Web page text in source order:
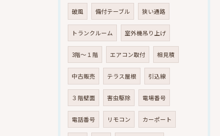
破風 備付テーブル 狭い通路
トランクルーム 室外機吊り上げ
3階～１階 エアコン取付 相見積
中古販売 テラス屋根 引込線
３階壁面 害虫駆除 電場番号
電話番号 リモコン カーポート